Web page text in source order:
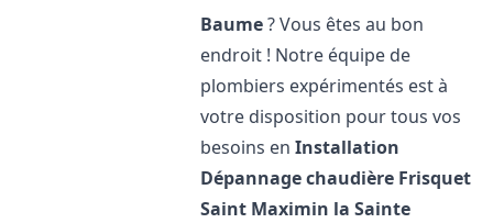
Baume? Vous êtes au bon
endroit ! Notre équipe de
plombiers expérimentés est à
votre disposition pour tous vos
besoins enInstallation
Dépannage chaudière Frisquet
Saint Maximin la Sainte